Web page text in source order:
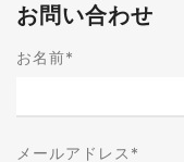
お問い合わせ
お名前*
メールアドレス *